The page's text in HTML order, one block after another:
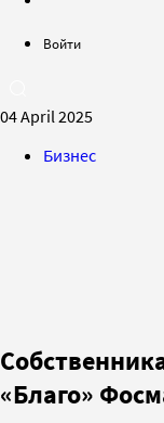
Войти
04 April 2025
Бизнес
«Благо»